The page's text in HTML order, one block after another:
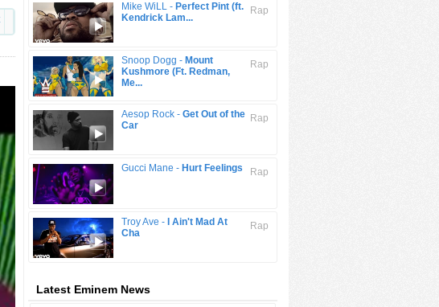
Rap
Mike WiLL - Perfect Pint (ft.
Kendrick Lam...
Rap
Snoop Dogg - Mount
Kushmore (Ft. Redman,
Me...
Rap
Aesop Rock - Get Out of the
Car
Rap
Gucci Mane - Hurt Feelings
Rap
Troy Ave -
I Ain't Mad At
Cha
Latest Eminem News